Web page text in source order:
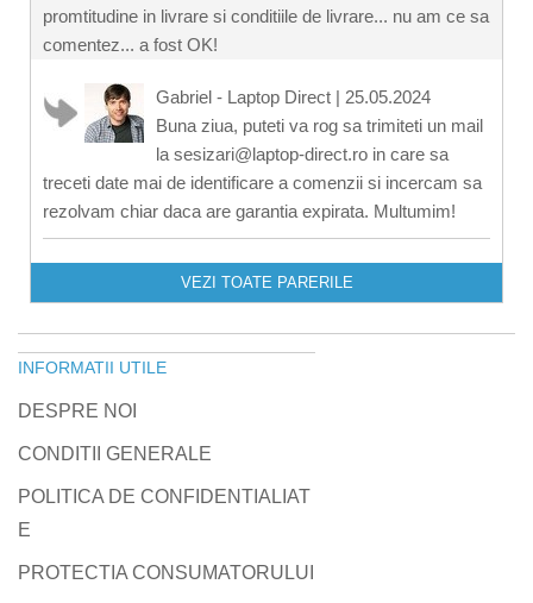
promtitudine in livrare si conditiile de livrare... nu am ce sa
comentez... a fost OK!
Gabriel - Laptop Direct | 25.05.2024
Buna ziua, puteti va rog sa trimiteti un mail
la sesizari@laptop-direct.ro in care sa
treceti date mai de identificare a comenzii si incercam sa
rezolvam chiar daca are garantia expirata. Multumim!
VEZI TOATE PARERILE
INFORMATII UTILE
DESPRE NOI
CONDITII GENERALE
POLITICA DE CONFIDENTIALIAT
E
PROTECTIA CONSUMATORULUI